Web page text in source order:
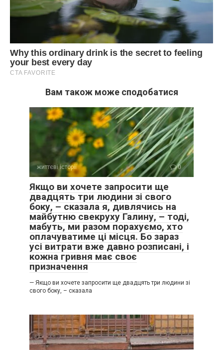
Вам також може сподобатися
життєві історії 0
Якщо ви хочете запросити ще
двадцять три людини зі свого
боку, – сказала я, дивлячись на
майбутню свекруху Галину, – тоді,
мабуть, ми разом порахуємо, хто
оплачуватиме ці місця. Бо зараз
усі витрати вже давно розписані, і
кожна гривня має своє
призначення
— Якщо ви хочете запросити ще двадцять три людини зі
свого боку, – сказала